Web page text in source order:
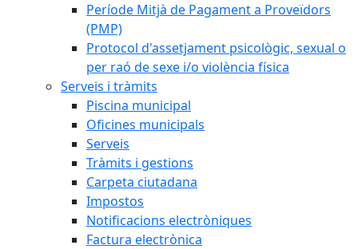
Període Mitjà de Pagament a Proveïdors
(PMP)
Protocol d'assetjament psicològic, sexual o
per raó de sexe i/o violència física
Serveis i tràmits
Piscina municipal
Oficines municipals
Serveis
Tràmits i gestions
Carpeta ciutadana
Impostos
Notificacions electròniques
Factura electrònica